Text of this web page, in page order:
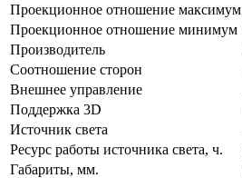
Проекционное отношение максимум
Проекционное отношение минимум
Производитель
Соотношение сторон
Внешнее управление
Поддержка 3D
Источник света
Ресурс работы источника света, ч.
Габариты, мм.